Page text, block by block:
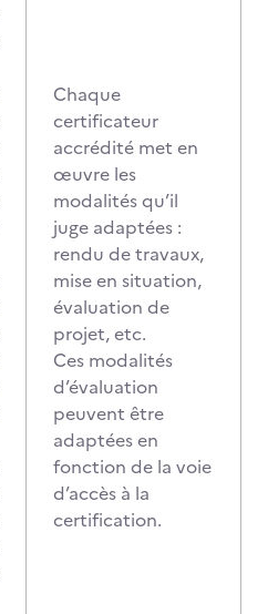
Chaque
certificateur
accrédité met en
œuvre les
modalités qu’il
juge adaptées :
rendu de travaux,
mise en situation,
évaluation de
projet, etc.
Ces modalités
d’évaluation
peuvent être
adaptées en
fonction de la voie
d’accès à la
certification.